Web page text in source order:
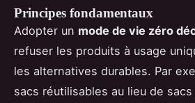
Principes fondamentaux
Adopter un mode de vie zéro
refuser les produits à usage
les alternatives durables. Par
sacs réutilisables au lieu de